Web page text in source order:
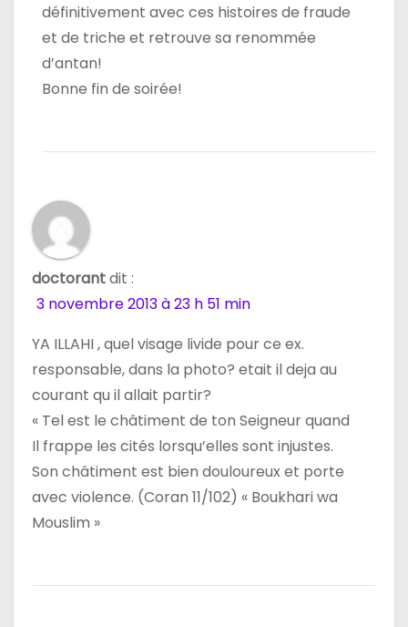
définitivement avec ces histoires de fraude
et de triche et retrouve sa renommée
d’antan!
Bonne fin de soirée!
doctorantdit :
3 novembre 2013 à 23 h 51 min
YA ILLAHI , quel visage livide pour ce ex.
responsable, dans la photo? etait il deja au
courant qu il allait partir?
« Tel est le châtiment de ton Seigneur quand
Il frappe les cités lorsqu’elles sont injustes.
Son châtiment est bien douloureux et porte
avec violence. (Coran 11/102) « Boukhari wa
Mouslim »